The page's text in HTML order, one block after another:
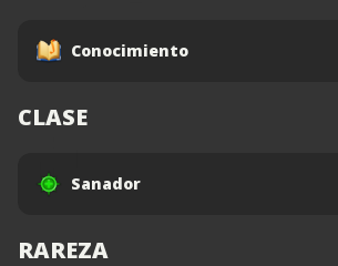
Conocimiento
CLASE
Sanador
RAREZA